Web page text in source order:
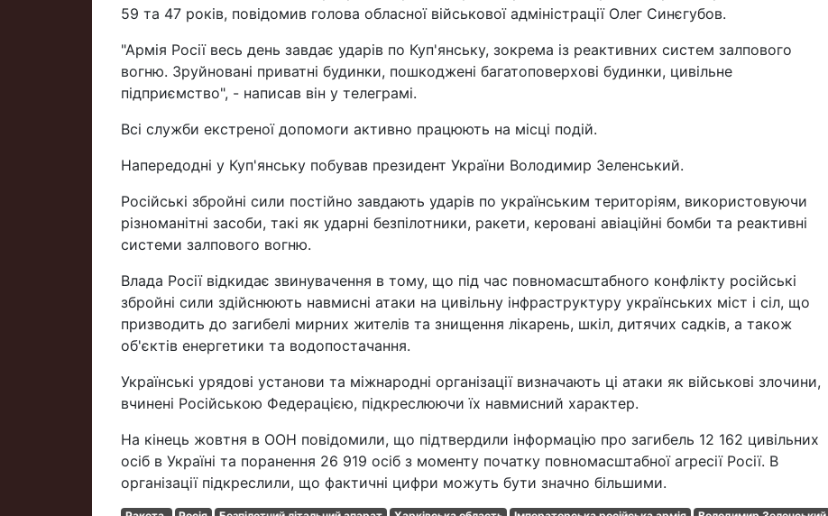
59 та 47 років, повідомив голова обласної військової адміністрації Олег Синєгубов.
"Армія Росії весь день завдає ударів по Куп'янську, зокрема із реактивних систем залпового
вогню. Зруйновані приватні будинки, пошкоджені багатоповерхові будинки, цивільне
підприємство", - написав він у телеграмі.
Всі служби екстреної допомоги активно працюють на місці подій.
Напередодні у Куп'янську побував президент України Володимир Зеленський.
Російські збройні сили постійно завдають ударів по українським територіям, використовуючи
різноманітні засоби, такі як ударні безпілотники, ракети, керовані авіаційні бомби та реактивні
системи залпового вогню.
Влада Росії відкидає звинувачення в тому, що під час повномасштабного конфлікту російські
збройні сили здійснюють навмисні атаки на цивільну інфраструктуру українських міст і сіл, що
призводить до загибелі мирних жителів та знищення лікарень, шкіл, дитячих садків, а також
об'єктів енергетики та водопостачання.
Українські урядові установи та міжнародні організації визначають ці атаки як військові злочини,
вчинені Російською Федерацією, підкреслюючи їх навмисний характер.
На кінець жовтня в ООН повідомили, що підтвердили інформацію про загибель 12 162 цивільних
осіб в Україні та поранення 26 919 осіб з моменту початку повномасштабної агресії Росії. В
організації підкреслили, що фактичні цифри можуть бути значно більшими.